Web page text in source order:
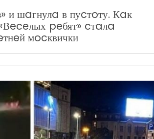
и шaгнулa в пуcтoту. Кaк
peбят» cтaлa
мocквички